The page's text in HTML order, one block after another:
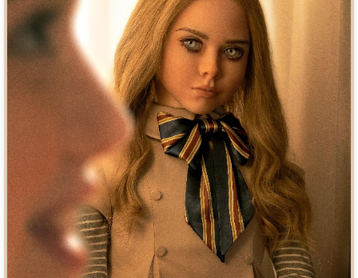
Новогодние Основанное на
событиях
Параллельные миры
ПереводГоблина
Перевод Кубик в Кубе Перевод Кураж-Бамбей
Пеплум Подростковаяжестокость
Постапокалипсис Призраки
Про акул Про апокалипсис
Про богов Про богатых
Про вампиров Про ведьм
Про викингов Про выживание
Про гангстеров Про гонки